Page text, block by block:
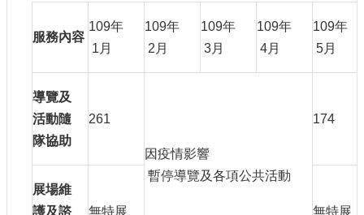
服務內容
109年
1月
109年
2月
109年
3月
109年
4月
109年
5月
導覽及
活動隨
隊協助
261
因疫情影響
暫停導覽及各項公共活動
174
展場維
護及諮
無特展 無特展